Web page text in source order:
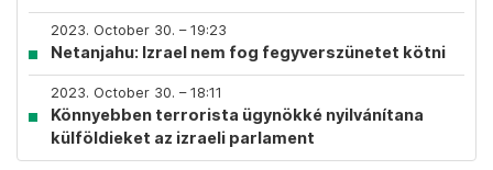
2023. October 30. – 19:23
Netanjahu: Izrael nem fog fegyverszünetet kötni
2023. October 30. – 18:11
Könnyebben terrorista ügynökké nyilvánítana
külföldieket az izraeli parlament